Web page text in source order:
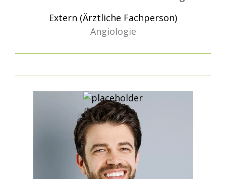
Extern (Ärztliche Fachperson)
Angiologie